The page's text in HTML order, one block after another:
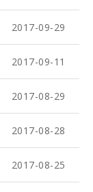
2017-09-29
2017-09-11
2017-08-29
2017-08-28
2017-08-25